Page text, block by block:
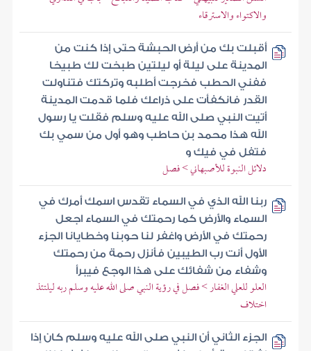
والاكتواء والاسترقاء
أقبلت بك من أرض الحبشة حتى إذا كنت من
المدينة على ليلة أو ليلتين طبخت لك طبيخا
ففني الحطب فخرجت أطلبه وتركتك فتناولت
القدر فانكفأت على ذراعك فلما قدمت المدينة
أتيت النبي صلى الله عليه وسلم فقلت يا رسول
الله هذا محمد بن حاطب وهو أول من سمي بك
فتفل في فيك و
دلائل النبوة للأصبهاني > فصل
ربنا الله الذي في السماء تقدس اسمك أمرك في
السماء والأرض كما رحمتك في السماء اجعل
رحمتك في الأرض واغفر لنا حوبنا وخطايانا الجزء
الأول أنت رب الطيبين فأنزل رحمة من رحمتك
وشفاء من شفائك على هذا الوجع فيبرأ
العلو للعلي الغفار > فصل في رؤية النبي صلى الله عليه وسلم ربه ليلتئذ
اختلاف
الجزء الثاني أن النبي صلى الله عليه وسلم كان إذا